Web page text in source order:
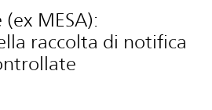
MESA):
raccolta di notifica